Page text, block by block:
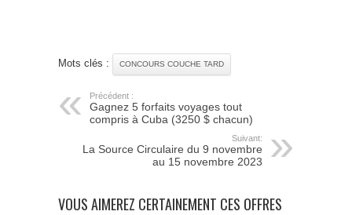
Mots clés : CONCOURS COUCHE TARD
Précédent :
Gagnez 5 forfaits voyages tout
compris à Cuba (3250 $ chacun)
Suivant:
La Source Circulaire du 9 novembre
au 15 novembre 2023
VOUS AIMEREZ CERTAINEMENT CES OFFRES